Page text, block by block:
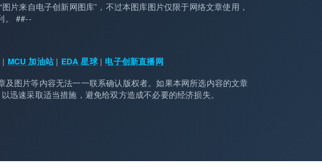
片来自电子创新网图库”，不过本图库图片仅限于网络文章使用，
。 ##--
| MCU 加油站| EDA 星球| 电子创新直播网
图片等内容无法一一联系确认版权者。如果本网所选内容的文章
速采取适当措施，避免给双方造成不必要的经济损失。